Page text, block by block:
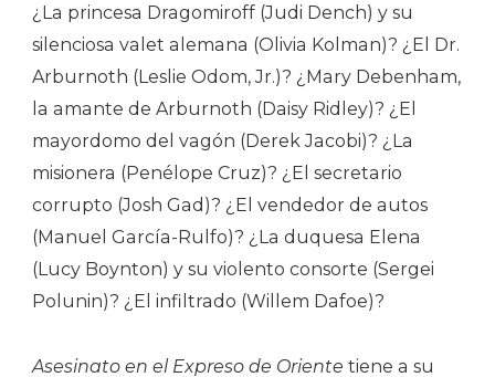
¿La princesa Dragomiroff (Judi Dench) y su
silenciosa valet alemana (Olivia Kolman)? ¿El Dr.
Arburnoth (Leslie Odom, Jr.)? ¿Mary Debenham,
la amante de Arburnoth (Daisy Ridley)? ¿El
mayordomo del vagón (Derek Jacobi)? ¿La
misionera (Penélope Cruz)? ¿El secretario
corrupto (Josh Gad)? ¿El vendedor de autos
(Manuel García-Rulfo)? ¿La duquesa Elena
(Lucy Boynton) y su violento consorte (Sergei
Polunin)? ¿El infiltrado (Willem Dafoe)?
Asesinato en el Expreso de Oriente tiene a su